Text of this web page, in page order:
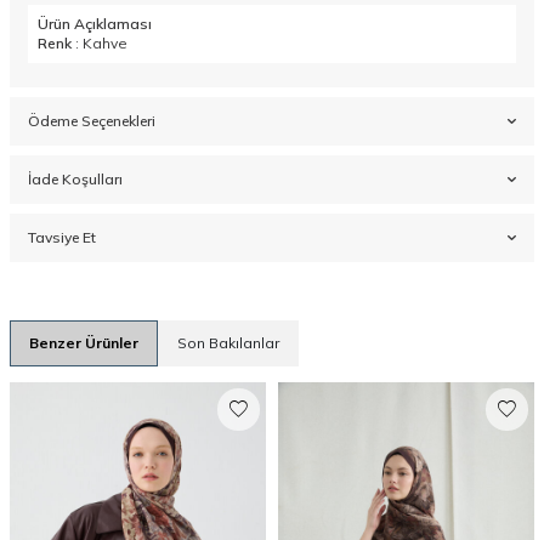
Ürün Açıklaması
Renk : Kahve
Ödeme Seçenekleri
İade Koşulları
Tavsiye Et
Benzer Ürünler Son Bakılanlar